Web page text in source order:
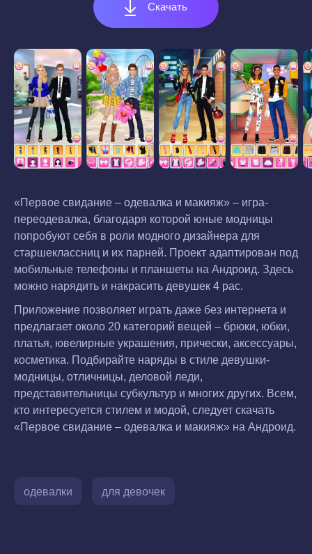
Скачать
«Первое свидание – одевалка и макияж» – игра-
переодевалка, благодаря которой юные модницы
попробуют себя в роли модного дизайнера для
старшеклассниц и их парней. Проект адаптирован под
мобильные телефоны и планшеты на Андроид. Здесь
можно нарядить и накрасить девушек 4 рас.
Приложение позволяет играть даже без интернета и
предлагает около 20 категорий вещей – брюки, юбки,
платья, ювелирные украшения, прически, аксессуары,
косметика. Подбирайте наряды в стиле девушки-
модницы, отличницы, деловой леди,
представительницы субкультур и многих других. Всем,
кто интересуется стилем и модой, следует скачать
«Первое свидание – одевалка и макияж» на Андроид.
одевалки для девочек